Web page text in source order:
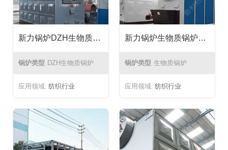
新力锅炉DZH生物质锅炉在纺织厂能源转化中的成功应用
锅炉类型 DZH生物质锅炉
应用领域: 纺织行业
新力锅炉生物质锅炉纺织厂能源转换项目
锅炉类型 生物质锅炉
应用领域: 纺织行业